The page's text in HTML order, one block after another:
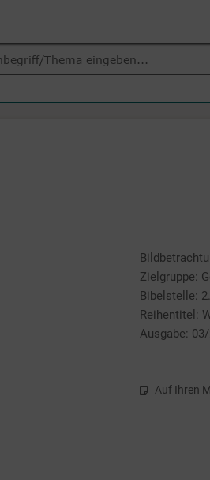
Zielgruppe:
Bibelstelle:
Reihentitel:
Ausgabe:
Auf Ihren